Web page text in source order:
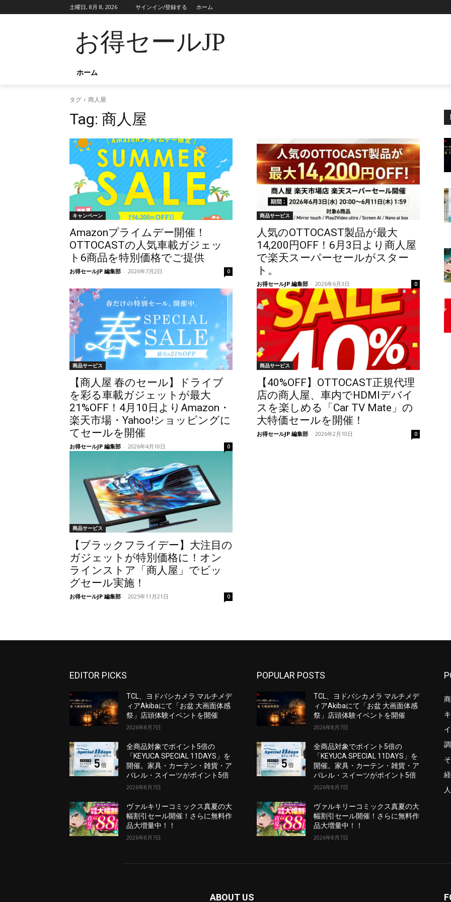
土曜日, 8月 8, 2026 サインイン/登録する ホーム
お得セールJP
ホーム
タグ 商人屋
Tag: 商人屋
キャンペーン
Amazonプライムデー開催！
OTTOCASTの人気車載ガジェッ
ト6商品を特別価格でご提供
お得セールJP 編集部 - 2026年7月2日 0
商品サービス
人気のOTTOCAST製品が最大
14,200円OFF！6月3日より商人屋
で楽天スーパーセールがスター
ト。
お得セールJP 編集部 - 2026年6月3日 0
商品サービス
【商人屋 春のセール】ドライブ
を彩る車載ガジェットが最大
21%OFF！4月10日よりAmazon・
楽天市場・Yahoo!ショッピングに
てセールを開催
お得セールJP 編集部 - 2026年4月10日 0
商品サービス
【40%OFF】OTTOCAST正規代理
店の商人屋、車内でHDMIデバイ
スを楽しめる「Car TV Mate」の
大特価セールを開催！
お得セールJP 編集部 - 2026年2月10日 0
商品サービス
【ブラックフライデー】大注目の
ガジェットが特別価格に！オン
ラインストア「商人屋」でビッ
グセール実施！
お得セールJP 編集部 - 2025年11月21日 0
EDITOR PICKS
TCL、ヨドバシカメラ マルチメデ
ィアAkibaにて「お盆 大画面体感
祭」店頭体験イベントを開催
2026年8月7日
全商品対象でポイント5倍の
「KEYUCA SPECIAL 11DAYS」を
開催。家具・カーテン・雑貨・ア
パレル・スイーツがポイント5倍
2026年8月7日
ヴァルキリーコミックス真夏の大
幅割引セール開催！さらに無料作
品大増量中！！
2026年8月7日
POPULAR POSTS
TCL、ヨドバシカメラ マルチメデ
ィアAkibaにて「お盆 大画面体感
祭」店頭体験イベントを開催
2026年8月7日
全商品対象でポイント5倍の
「KEYUCA SPECIAL 11DAYS」を
開催。家具・カーテン・雑貨・ア
パレル・スイーツがポイント5倍
2026年8月7日
ヴァルキリーコミックス真夏の大
幅割引セール開催！さらに無料作
品大増量中！！
2026年8月7日
ABOUT US